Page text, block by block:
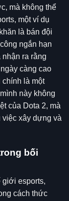
mà không thể
một ví dụ
là bán đội
ngắn hạn
ra rằng
càng cao
là một
này không
của Dota 2, mà
việc xây dựng và
bối
giới esports,
cách thức